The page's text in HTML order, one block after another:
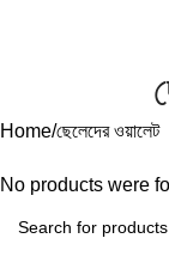
Home ছেলেদের ওয়ালেট
No products were